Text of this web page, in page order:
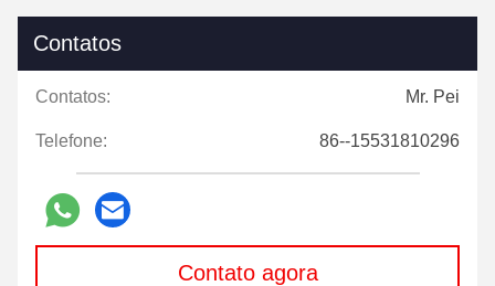
Contatos
Contatos: Mr. Pei
Telefone: 86--15531810296
Contato agora